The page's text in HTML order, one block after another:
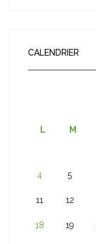
CALENDRIER
L M
4 5
11 12
18 19